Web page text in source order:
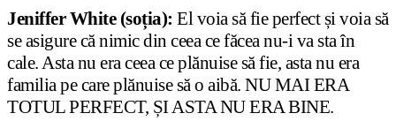
Jeniffer White (soția): El voia să fie perfect și voia să
se asigure că nimic din ceea ce făcea nu-i va sta în
cale. Asta nu era ceea ce plănuise să fie, asta nu era
familia pe care plănuise să o aibă. NU MAI ERA
TOTUL PERFECT, ȘI ASTA NU ERA BINE.